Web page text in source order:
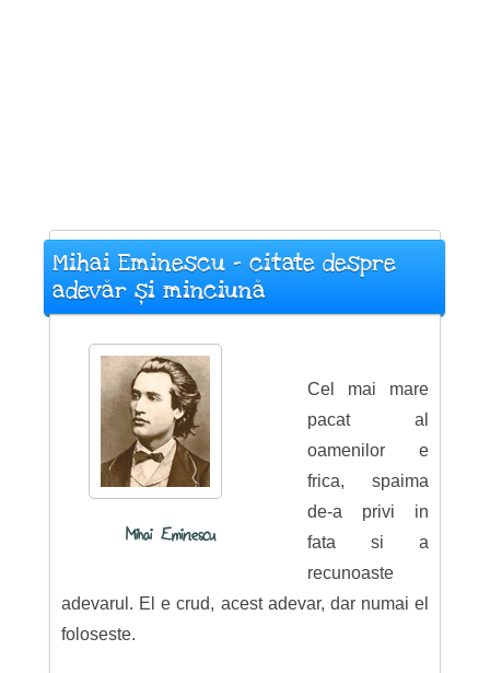
Mihai Eminescu - citate despre
adevăr și minciună
Mihai Eminescu
Cel mai mare
pacat al
oamenilor e
frica, spaima
de-a privi in
fata si a
recunoaste
adevarul. El e crud, acest adevar, dar numai el
foloseste.